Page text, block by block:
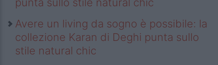
punta sullo stile natural chic
Avere un living da sogno è possibile: la
collezione Karan di Deghi punta sullo
stile natural chic